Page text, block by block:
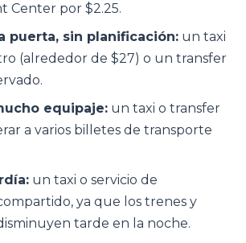
Center por $2.25.
puerta, sin planificación: un taxi
(alrededor de $27) o un transfer
equipaje: un taxi o transfer
a varios billetes de transporte
un taxi o servicio de
ya que los trenes y
tarde en la noche.